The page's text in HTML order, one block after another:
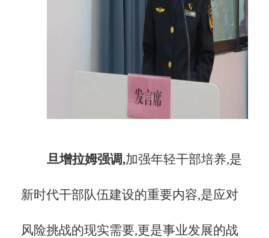
旦增拉姆强调,加强年轻干部培养,是
新时代干部队伍建设的重要内容,是应对
风险挑战的现实需要,更是事业发展的战